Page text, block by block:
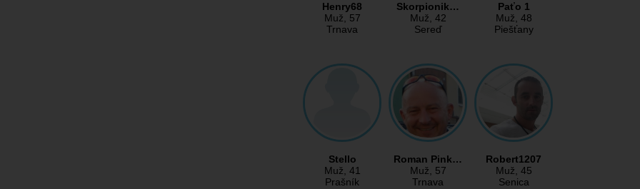
Henry68
Muž, 57
Trnava
Skorpionik…
Muž, 42
Sereď
Paťo 1
Muž, 48
Piešťany
Stello
Muž, 41
Prašník
Roman Pink…
Muž, 57
Trnava
Robert1207
Muž, 45
Senica